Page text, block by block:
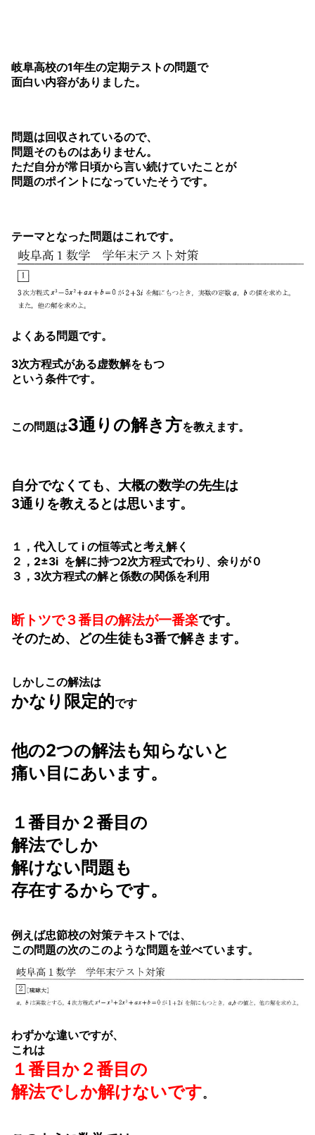
岐阜高校の1年生の定期テストの問題で
面白い内容がありました。
問題は回収されているので、
問題そのものはありません。
ただ自分が常日頃から言い続けていたことが
問題のポイントになっていたそうです。
テーマとなった問題はこれです。
よくある問題です。
3次方程式がある虚数解をもつ
という条件です。
この問題は3通りの解き方を教えます。
自分でなくても、大概の数学の先生は
3通りを教えるとは思います。
１，代入して i の恒等式と考え解く
２，2±3i を解に持つ2次方程式でわり、余りが０
３，3次方程式の解と係数の関係を利用
断トツで３番目の解法が一番楽です。
そのため、どの生徒も3番で解きます。
しかしこの解法は
かなり限定的です
他の2つの解法も知らないと
痛い目にあいます。
１番目か２番目の
解法でしか
解けない問題も
存在するからです。
例えば忠節校の対策テキストでは、
この問題の次のこのような問題を並べています。
わずかな違いですが、
これは
１番目か２番目の
解法でしか解けないです。